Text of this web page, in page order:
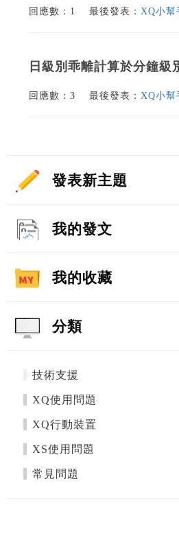
回應數：1 最後發表： XQ小幫
日級別乖離計算於分鐘級
回應數：3 最後發表： XQ小幫
發表新主題
我的發文
我的收藏
分類
技術支援
XQ使用問題
XQ行動裝置
XS使用問題
常見問題